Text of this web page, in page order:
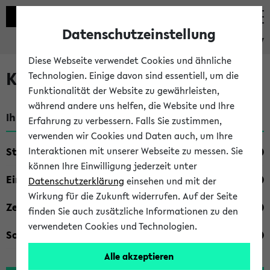
eKVV
Kombisuche im eKVV
Ihre Suchkriterien:
Studienfach
Einrichtung
Zeiten
Sonstiges
Datenschutzeinstellung
Diese Webseite verwendet Cookies und ähnliche
Technologien. Einige davon sind essentiell, um die
Funktionalität der Website zu gewährleisten,
während andere uns helfen, die Website und Ihre
Erfahrung zu verbessern. Falls Sie zustimmen,
verwenden wir Cookies und Daten auch, um Ihre
Interaktionen mit unserer Webseite zu messen. Sie
können Ihre Einwilligung jederzeit unter
Datenschutzerklärung einsehen und mit der
Wirkung für die Zukunft widerrufen. Auf der Seite
finden Sie auch zusätzliche Informationen zu den
verwendeten Cookies und Technologien.
Alle akzeptieren